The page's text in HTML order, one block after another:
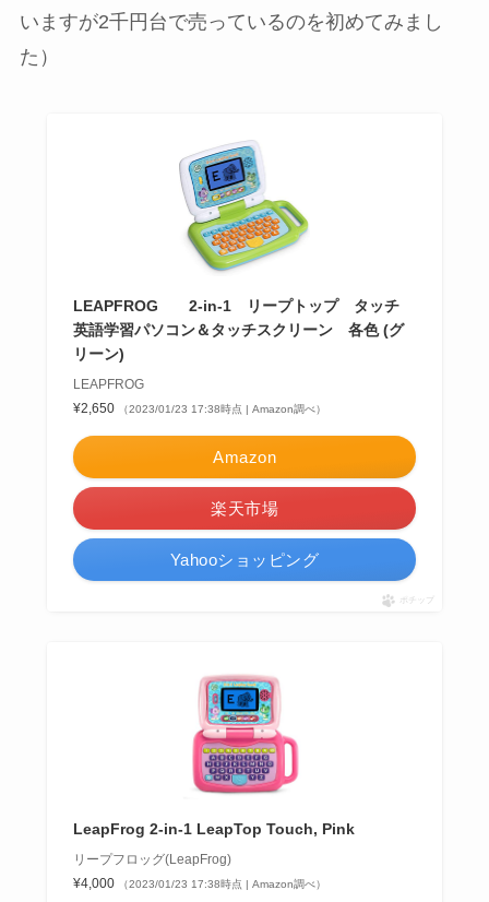
いますが2千円台で売っているのを初めてみまし
た）
LEAPFROG 2-in-1 リープトップ タッチ
英語学習パソコン＆タッチスクリーン 各色 (グ
リーン)
LEAPFROG
¥2,650
（2023/01/23 17:38時点 | Amazon調べ）
Amazon
楽天市場
Yahooショッピング
ポチップ
LeapFrog 2-in-1 LeapTop Touch, Pink
リープフロッグ(LeapFrog)
¥4,000
（2023/01/23 17:38時点 | Amazon調べ）